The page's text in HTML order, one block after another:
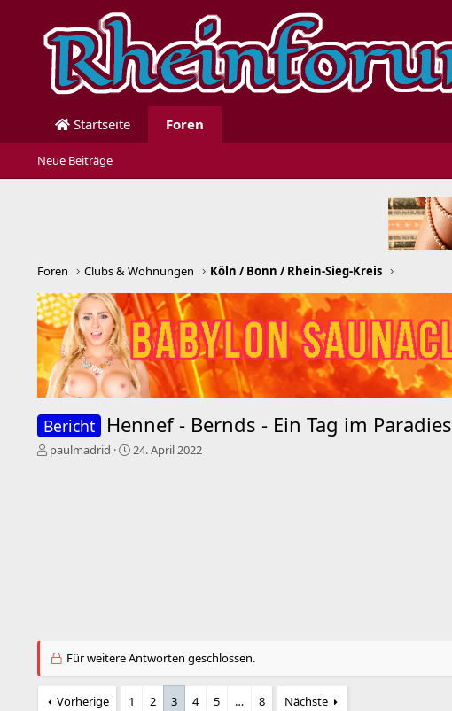
Startseite Foren
Neue Beiträge
Foren Clubs & Wohnungen Köln / Bonn / Rhein-Sieg-Kreis
Bericht Hennef - Bernds - Ein Tag im Paradies
E
paulmadrid
E
24. April 2022
Für weitere Antworten geschlossen.
Vorherige 1 2 3 4 5 … 8 Nächste